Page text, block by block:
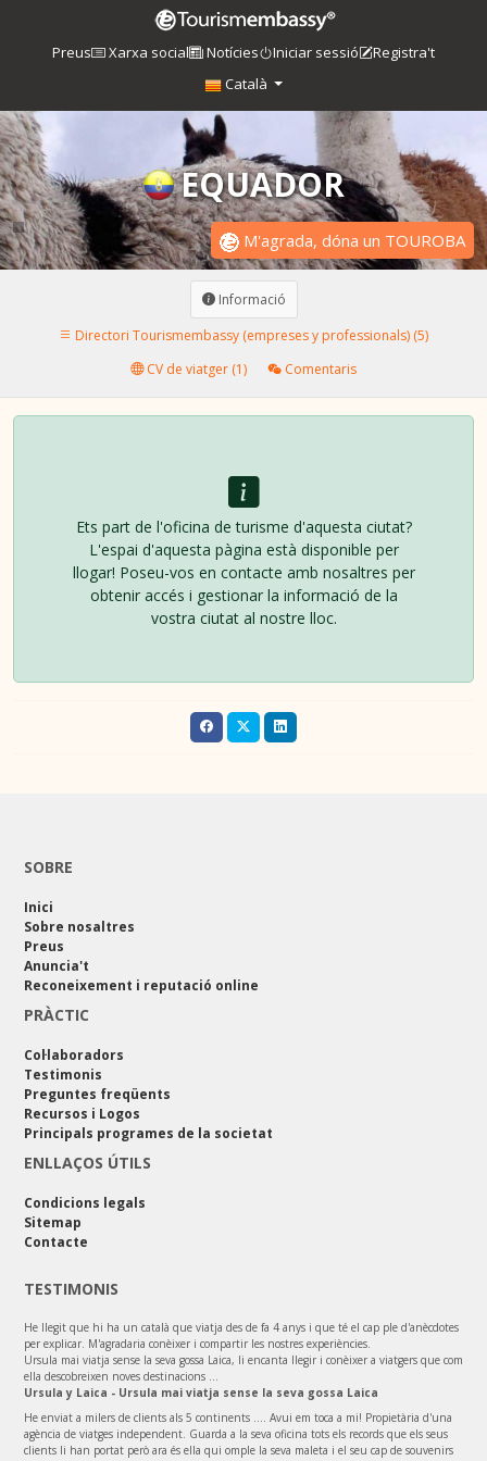
Preus Xarxa social Notícies Iniciar sessió
Registra't
Català
EQUADOR
M'agrada, dóna un TOUROBA
Informació
Directori Tourismembassy (empreses y professionals) (5)
CV de viatger (1)
Comentaris
Ets part de l'oficina de turisme d'aquesta ciutat?
L'espai d'aquesta pàgina està disponible per
llogar! Poseu-vos en contacte amb nosaltres per
obtenir accés i gestionar la informació de la
vostra ciutat al nostre lloc.
SOBRE
Inici
Sobre nosaltres
Preus
Anuncia't
Reconeixement i reputació online
PRÀCTIC
Col·laboradors
Testimonis
Preguntes freqüents
Recursos i Logos
Principals programes de la societat
ENLLAÇOS ÚTILS
Condicions legals
Sitemap
Contacte
TESTIMONIS
He llegit que hi ha un català que viatja des de fa 4 anys i que té el cap ple d'anècdotes
per explicar. M'agradaria conèixer i compartir les nostres experiències.
Ursula mai viatja sense la seva gossa Laica, li encanta llegir i conèixer a viatgers que com
ella descobreixen noves destinacions ...
Ursula y Laica - Ursula mai viatja sense la seva gossa Laica
He enviat a milers de clients als 5 continents .... Avui em toca a mi! Propietària d'una
agència de viatges independent. Guarda a la seva oficina tots els records que els seus
clients li han portat però ara és ella qui omple la seva maleta i el seu cap de souvenirs